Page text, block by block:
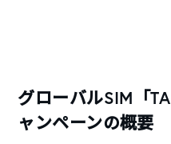
グローバルSIM「
ャンペーンの概要